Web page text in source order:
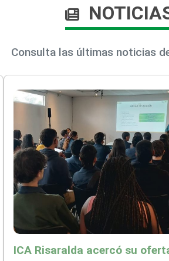
Consulta las últimas noticias